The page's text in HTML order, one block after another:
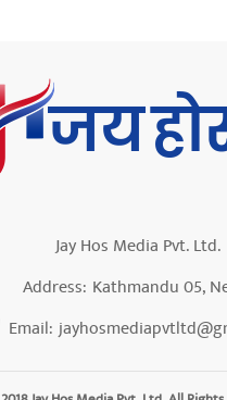
Jay Hos Media Pvt. Ltd.
Address: Kathmandu 05,
Email: